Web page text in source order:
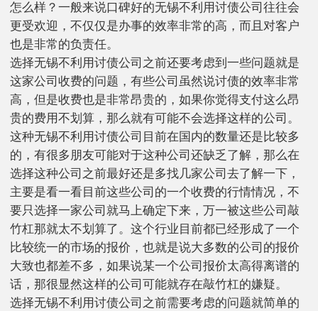
怎么样？一般来说口碑好的无锡不利用讨债公司往往会
更受欢迎，不仅仅是办事的效率非常的高，而且对客户
也是非常的负责任。
选择无锡不利用讨债公司之前还要考虑到一些问题就是
这家公司收费的问题，有些公司虽然说讨债的效率非常
高，但是收费也是非常昂贵的，如果你觉得支付这么昂
贵的费用不划算，那么就有可能不会选择这样的公司。
这种无锡不利用讨债公司目前在国内的数量还是比较多
的，有很多朋友可能对于这种公司还缺乏了解，那么在
选择这种公司之前最好还是多找几家公司去了解一下，
主要是看一看目前这些公司的一个收费的行情情况，不
要只选择一家公司就马上确定下来，万一被这些公司敲
竹杠那就太不划算了。这个行业目前都已经形成了一个
比较统一的市场的报价，也就是说大多数的公司的报价
大致也都差不多，如果说某一个公司报价太高得离谱的
话，那很显然这样的公司可能就存在敲竹杠的嫌疑。
选择无锡不利用讨债公司之前需要考虑的问题就简单的